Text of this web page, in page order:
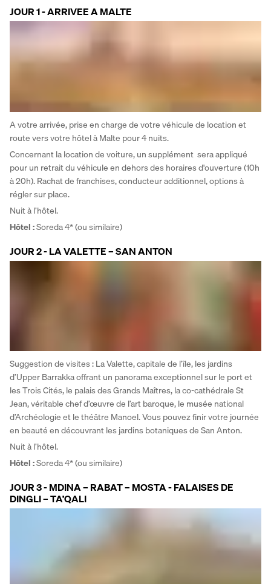
JOUR 1 - ARRIVEE A MALTE
A votre arrivée, prise en charge de votre véhicule de location et
route vers votre hôtel à Malte pour 4 nuits.
Concernant la location de voiture, un supplément  sera appliqué
pour un retrait du véhicule en dehors des horaires d'ouverture (10h
à 20h). Rachat de franchises, conducteur additionnel, options à
régler sur place.
Nuit à l’hôtel.
Hôtel : Soreda 4* (ou similaire)
JOUR 2 - LA VALETTE – SAN ANTON
Suggestion de visites : La Valette, capitale de l’île, les jardins
d’Upper Barrakka offrant un panorama exceptionnel sur le port et
les Trois Cités, le palais des Grands Maîtres, la co-cathédrale St
Jean, véritable chef d’œuvre de l’art baroque, le musée national
d’Archéologie et le théâtre Manoel. Vous pouvez finir votre journée
en beauté en découvrant les jardins botaniques de San Anton.
Nuit à l’hôtel.
Hôtel : Soreda 4* (ou similaire)
JOUR 3 - MDINA – RABAT – MOSTA - FALAISES DE
DINGLI – TA’QALI